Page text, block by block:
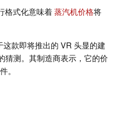
格式化意味着蒸汽机价格将
这款即将推出的 VR 头显的建
猜测。其制造商表示，它的价
。